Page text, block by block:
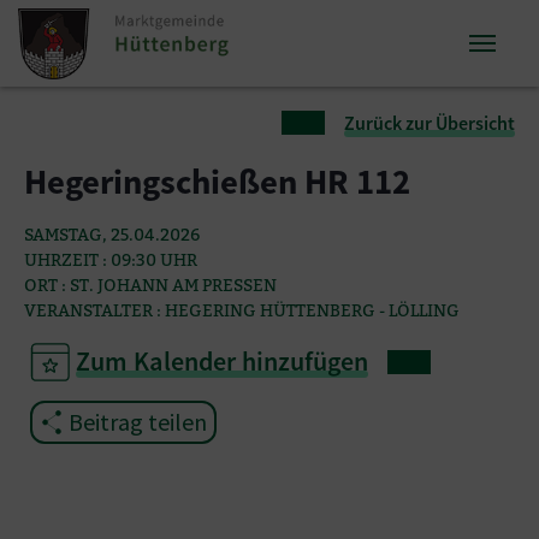
Zum Inhalt springen
Zum Seitenende springen
Zurück zur Übersicht
Hegeringschießen HR 112
SAMSTAG, 25.04.2026
UHRZEIT : 09:30 UHR
ORT : ST. JOHANN AM PRESSEN
VERANSTALTER : HEGERING HÜTTENBERG - LÖLLING
Zum Kalender hinzufügen
Beitrag teilen